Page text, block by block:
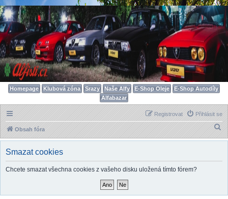
Homepage Klubová zóna Srazy Naše Alfy E-Shop Oleje
E-Shop Autodíly
Alfabazar
Přihlásit se
Registrovat
Obsah fóra
l
Smazat cookies
Chcete smazat všechna cookies z vašeho disku uložená tímto fórem?